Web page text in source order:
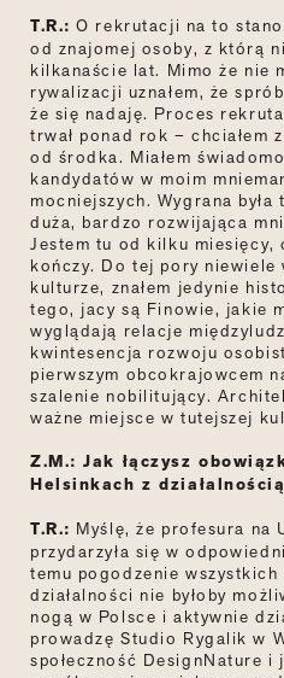
T.R.: O rekrutacji na to
od znajomej osoby, z którą
kilkanaście lat. Mimo że nie
rywalizacji uznałem, że
że się nadaję. Proces
trwał ponad rok – chciałem
od środka. Miałem
kandydatów w moim
mocniejszych. Wygrana
duża, bardzo rozwijająca
Jestem tu od kilku miesięcy,
kończy. Do tej pory niewiele
kulturze, znałem jedynie
tego, jacy są Finowie, jakie
wyglądają relacje
kwintesencja rozwoju
pierwszym obcokrajowcem
szalenie nobilitujący.
ważne miejsce w tutejszej
Z.M.: Jak łączysz
Helsinkach z
T.R.: Myślę, że profesura na
przydarzyła się w
temu pogodzenie
działalności nie byłoby
nogą w Polsce i aktywnie
prowadzę Studio Rygalik w
społeczność DesignNature i